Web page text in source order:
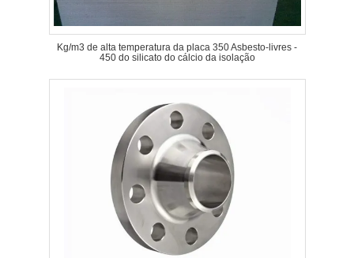
Kg/m3 de alta temperatura da placa 350 Asbesto-livres -
450 do silicato do cálcio da isolação